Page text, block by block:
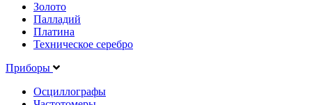
Золото
Палладий
Платина
Техническое серебро
Приборы
Осциллографы